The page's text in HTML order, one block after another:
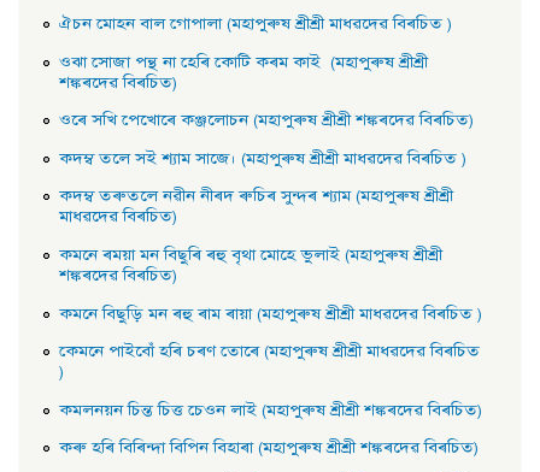
ঐচন মােহন বাল গােপালা (মহাপুৰুষ শ্ৰীশ্ৰী মাধৱদেৱ বিৰচিত )
ওঝা সােজা পন্থ না হেৰি কোটি কৰম কাই (মহাপুৰুষ শ্ৰীশ্ৰী
শঙ্কৰদেৱ বিৰচিত)
ওৰে সখি পেখােৰে কঞ্জলােচন (মহাপুৰুষ শ্ৰীশ্ৰী শঙ্কৰদেৱ বিৰচিত)
কদম্ব তলে সই শ্যাম সাজে। (মহাপুৰুষ শ্ৰীশ্ৰী মাধৱদেৱ বিৰচিত )
কদম্ব তৰুতলে নৱীন নীৰদ ৰুচিৰ সুন্দৰ শ্যাম (মহাপুৰুষ শ্ৰীশ্ৰী
মাধৱদেৱ বিৰচিত)
কমনে ৰময়া মন বিছুৰি ৰহু বৃথা মােহে ভুলাই (মহাপুৰুষ শ্ৰীশ্ৰী
শঙ্কৰদেৱ বিৰচিত)
কমনে বিছুড়ি মন ৰহু ৰাম ৰায়া (মহাপুৰুষ শ্ৰীশ্ৰী মাধৱদেৱ বিৰচিত )
কেমনে পাইবোঁ হৰি চৰণ তােৰে (মহাপুৰুষ শ্ৰীশ্ৰী মাধৱদেৱ বিৰচিত
)
কমলনয়ন চিন্ত চিত্ত চেওন লাই (মহাপুৰুষ শ্ৰীশ্ৰী শঙ্কৰদেৱ বিৰচিত)
কৰু হৰি বিৰিন্দা বিপিন বিহাৰা (মহাপুৰুষ শ্ৰীশ্ৰী শঙ্কৰদেৱ বিৰচিত)